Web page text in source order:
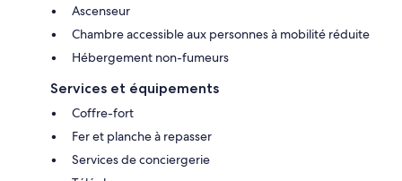
Ascenseur
Chambre accessible aux personnes à mobilité réduite
Hébergement non-fumeurs
Services et équipements
Coffre-fort
Fer et planche à repasser
Services de conciergerie